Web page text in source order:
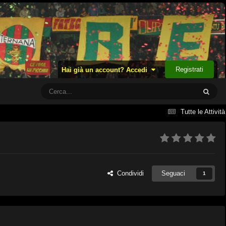
Hai già un account? Accedi Registrati
Tutte le Attività
Condividi Seguaci 1